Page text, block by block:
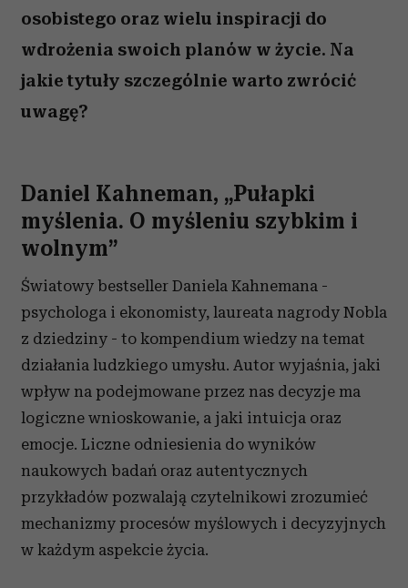
osobistego oraz wielu inspiracji do
wdrożenia swoich planów w życie. Na
jakie tytuły szczególnie warto zwrócić
uwagę?
Daniel Kahneman, „Pułapki
myślenia. O myśleniu szybkim i
wolnym”
Światowy bestseller Daniela Kahnemana -
psychologa i ekonomisty, laureata nagrody Nobla
z dziedziny - to kompendium wiedzy na temat
działania ludzkiego umysłu. Autor wyjaśnia, jaki
wpływ na podejmowane przez nas decyzje ma
logiczne wnioskowanie, a jaki intuicja oraz
emocje. Liczne odniesienia do wyników
naukowych badań oraz autentycznych
przykładów pozwalają czytelnikowi zrozumieć
mechanizmy procesów myślowych i decyzyjnych
w każdym aspekcie życia.